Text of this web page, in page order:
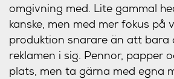
omgivning med. Lite gammal
kanske, men med mer fokus på
produktion snarare än att bara
reklamen i sig. Pennor, papper
plats, men ta gärna med egna